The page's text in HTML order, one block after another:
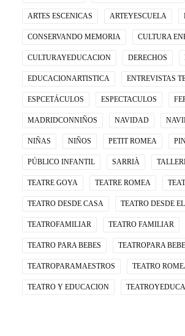
ARTES ESCENICAS ARTEYESCUELA
CONSERVANDO MEMORIA CULTURA
CULTURAYEDUCACION DERECHOS
EDUCACIONARTISTICA ENTREVISTAS
ESPCETÁCULOS ESPECTACULOS
MADRIDCONNIÑOS NAVIDAD
NIÑAS NIÑOS PETIT ROMEA
PÚBLICO INFANTIL SARRIÀ
TEATRE GOYA TEATRE ROMEA
TEATRO DESDE CASA TEATRO DESDE
TEATROFAMILIAR TEATRO FAMILIAR
TEATRO PARA BEBES TEATROPARA
TEATROPARAMAESTROS TEATRO
TEATRO Y EDUCACION